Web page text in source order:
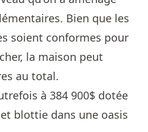
Bien que les
soient conformes pour
la maison peut
au total.